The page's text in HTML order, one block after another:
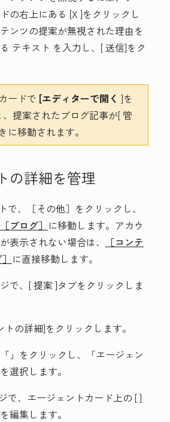
の右上にある [X ]をクリックし
ンツの提案が無視された理由を
テキスト を入力し、[送信]をク
ードで [エディターで開く ]を
、提案されたブログ記事が[管
に移動されます。
の詳細を管理
、
［その他］をクリックし、
［ブログ］ に移動します。アカウ
表示されない場合は、
［コンテ
に直接移動します。
で、[提案 ]タブをクリックしま
トの詳細]をクリックします。
」をクリックし、「エージェン
を選択します。
で、エージェントカード上の []
編集します。